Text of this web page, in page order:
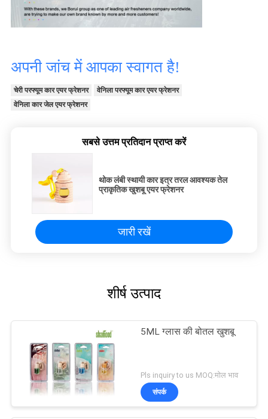
अपनी जांच में आपका स्वागत है!
चेरी परफ्यूम कार एयर फ्रेशनर
वेनिला परफ्यूम कार एयर फ्रेशनर
वेनिला कार जेल एयर फ्रेशनर
सबसे उत्तम प्रतिदान प्राप्त करें
थोक लंबी स्थायी कार इत्र तरल आवश्यक तेल
प्राकृतिक खुशबू एयर फ्रेशनर
जारी रखें
शीर्ष उत्पाद
5ML ग्लास की बोतल खुशबू
Pls inquiry to us MOQ:मोल भाव
संपर्क